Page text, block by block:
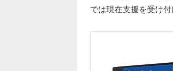
では現在支援を受け付